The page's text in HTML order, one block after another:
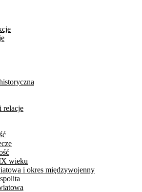
relacje
wieku
i okres międzywojenny